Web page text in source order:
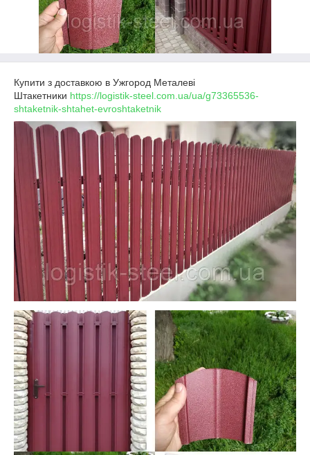
Купити з доставкою в Ужгород Металеві
Штакетники https://logistik-steel.com.ua/ua/g73365536-
shtaketnik-shtahet-evroshtaketnik